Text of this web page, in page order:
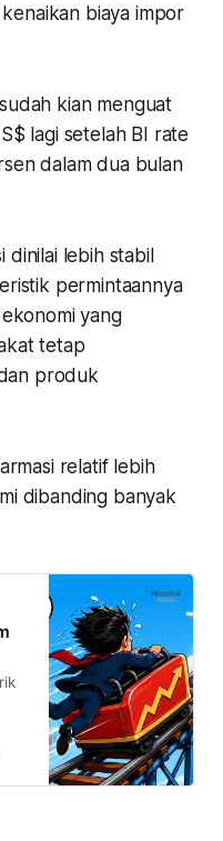
biaya impor
kian menguat
lagi setelah BI rate
dalam dua bulan
lebih stabil
permintaannya
yang
tetap
produk
relatif lebih
dibanding banyak